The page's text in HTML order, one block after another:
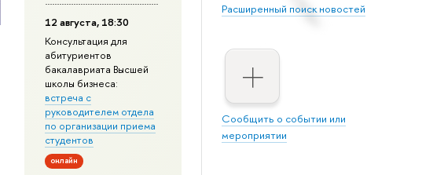
Расширенный поиск новостей
Сообщить о событии или
мероприятии
12 августа, 18:30
Консультация для
абитуриентов
бакалавриата Высшей
школы бизнеса:
встреча с
руководителем отдела
по организации приема
студентов
онлайн